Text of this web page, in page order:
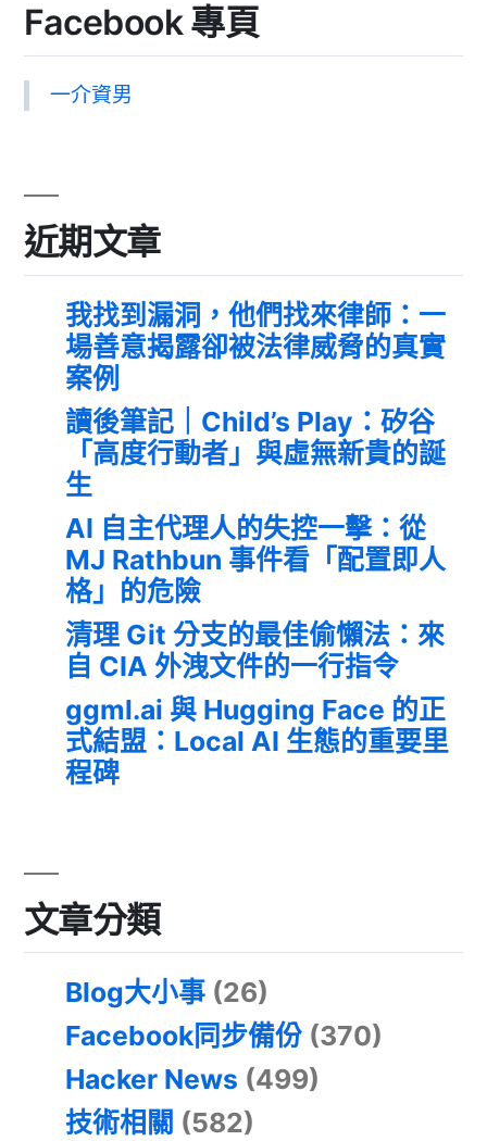
Facebook 專頁
一介資男
近期文章
我找到漏洞，他們找來律師：一
場善意揭露卻被法律威脅的真實
案例
讀後筆記｜Child’s Play：矽谷
「高度行動者」與虛無新貴的誕
生
AI 自主代理人的失控一擊：從
MJ Rathbun 事件看「配置即人
格」的危險
清理 Git 分支的最佳偷懶法：來
自 CIA 外洩文件的一行指令
ggml.ai 與 Hugging Face 的正
式結盟：Local AI 生態的重要里
程碑
文章分類
Blog大小事 (26)
Facebook同步備份 (370)
Hacker News (499)
技術相關 (582)